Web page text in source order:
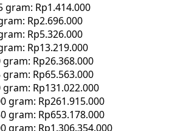
gram: Rp1.414.000
Rp2.696.000
Rp5.326.000
Rp13.219.000
gram: Rp26.368.000
gram: Rp65.563.000
gram: Rp131.022.000
gram: Rp261.915.000
gram: Rp653.178.000
gram: Rp1.306.354.000